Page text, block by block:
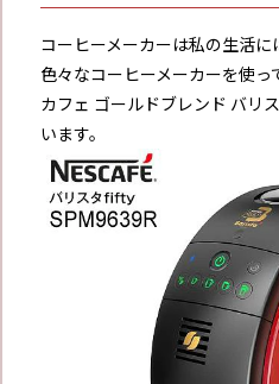
コーヒーメーカーは私の生活に
色々なコーヒーメーカーを使
カフェ ゴールドブレンド バリ
います。